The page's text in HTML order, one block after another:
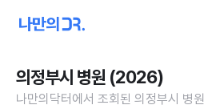
의정부시 병원 (2026)
나만의닥터에서 조회된 의정부시 병